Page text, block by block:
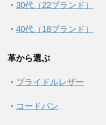
・ 30代（22ブランド）
・ 40代（18ブランド）
革から選ぶ
・ ブライドルレザー
・ コードバン